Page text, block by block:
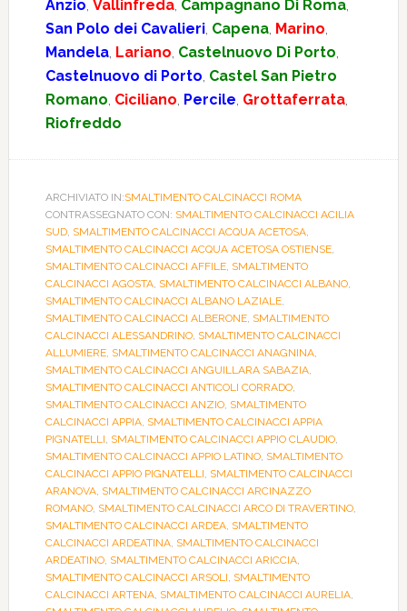
Anzio, Vallinfreda, Campagnano Di Roma,
San Polo dei Cavalieri, Capena, Marino,
Mandela, Lariano, Castelnuovo Di Porto,
Castelnuovo di Porto, Castel San Pietro
Romano, Ciciliano, Percile, Grottaferrata,
Riofreddo
ARCHIVIATO IN:SMALTIMENTO CALCINACCI ROMA
CONTRASSEGNATO CON: SMALTIMENTO CALCINACCI ACILIA
SUD, SMALTIMENTO CALCINACCI ACQUA ACETOSA,
SMALTIMENTO CALCINACCI ACQUA ACETOSA OSTIENSE,
SMALTIMENTO CALCINACCI AFFILE, SMALTIMENTO
CALCINACCI AGOSTA, SMALTIMENTO CALCINACCI ALBANO,
SMALTIMENTO CALCINACCI ALBANO LAZIALE,
SMALTIMENTO CALCINACCI ALBERONE, SMALTIMENTO
CALCINACCI ALESSANDRINO, SMALTIMENTO CALCINACCI
ALLUMIERE, SMALTIMENTO CALCINACCI ANAGNINA,
SMALTIMENTO CALCINACCI ANGUILLARA SABAZIA,
SMALTIMENTO CALCINACCI ANTICOLI CORRADO,
SMALTIMENTO CALCINACCI ANZIO, SMALTIMENTO
CALCINACCI APPIA, SMALTIMENTO CALCINACCI APPIA
PIGNATELLI, SMALTIMENTO CALCINACCI APPIO CLAUDIO,
SMALTIMENTO CALCINACCI APPIO LATINO, SMALTIMENTO
CALCINACCI APPIO PIGNATELLI, SMALTIMENTO CALCINACCI
ARANOVA, SMALTIMENTO CALCINACCI ARCINAZZO
ROMANO, SMALTIMENTO CALCINACCI ARCO DI TRAVERTINO,
SMALTIMENTO CALCINACCI ARDEA, SMALTIMENTO
CALCINACCI ARDEATINA, SMALTIMENTO CALCINACCI
ARDEATINO, SMALTIMENTO CALCINACCI ARICCIA,
SMALTIMENTO CALCINACCI ARSOLI, SMALTIMENTO
CALCINACCI ARTENA, SMALTIMENTO CALCINACCI AURELIA,